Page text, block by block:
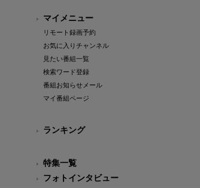
マイメニュー
リモート録画予約
お気に入りチャンネル
見たい番組一覧
検索ワード登録
番組お知らせメール
マイ番組ページ
ランキング
特集一覧
フォトインタビュー